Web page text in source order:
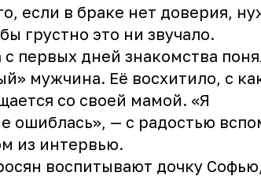
если в браке нет доверия,
грустно это ни звучало.
с первых дней знакомства
мужчина. Её восхитило, с
со своей мамой. «Я
ошиблась», — с радостью
из интервью.
воспитывают дочку Софью,